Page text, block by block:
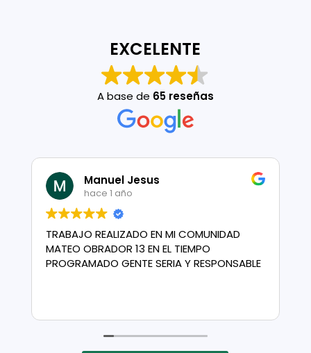
EXCELENTE
A base de 65 reseñas
Manuel Jesus
hace 1 año
TRABAJO REALIZADO EN MI COMUNIDAD
MATEO OBRADOR 13 EN EL TIEMPO
PROGRAMADO GENTE SERIA Y RESPONSABLE